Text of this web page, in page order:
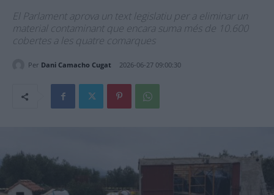
El Parlament aprova un text legislatiu per a eliminar un
material contaminant que encara suma més de 10.600
cobertes a les quatre comarques
Per Dani Camacho Cugat 2026-06-27 09:00:30